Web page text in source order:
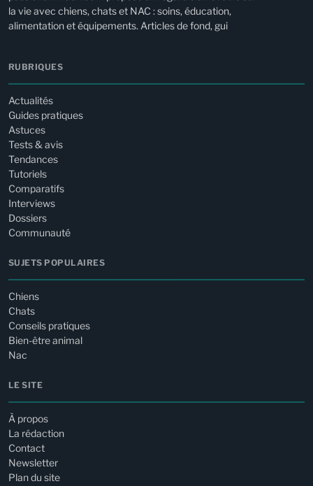
la vie avec chiens, chats et NAC : soins, éducation,
alimentation et équipements. Articles de fond, gui
RUBRIQUES
Actualités
Guides pratiques
Astuces
Tests & avis
Tendances
Tutoriels
Comparatifs
Interviews
Dossiers
Communauté
SUJETS POPULAIRES
Chiens
Chats
Conseils pratiques
Bien-être animal
Nac
LE SITE
À propos
La rédaction
Contact
Newsletter
Plan du site